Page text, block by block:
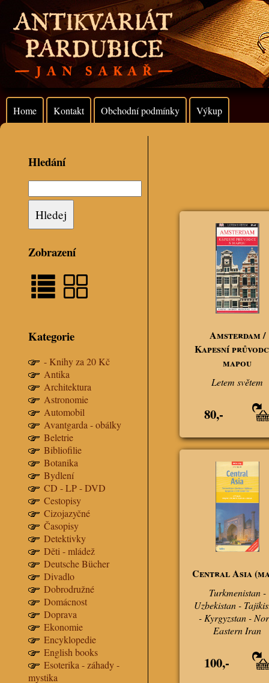
Home Kontakt Obchodní podmínky Výkup
Hledání
Zobrazení
Kategorie
- Knihy za 20 Kč
Antika
Architektura
Astronomie
Automobil
Avantgarda - obálky
Beletrie
Bibliofilie
Botanika
Bydlení
CD - LP - DVD
Cestopisy
Cizojazyčné
Časopisy
Detektivky
Děti - mládež
Deutsche Bücher
Divadlo
Dobrodružné
Domácnost
Doprava
Ekonomie
Encyklopedie
English books
Esoterika - záhady -
mystika
Amsterdam /
Kapesní
mapou
Letem světem
80,-
Central Asia
Turkmenistan -
Uzbekistan -
- Kyrgyzstan -
Eastern Iran
100,-